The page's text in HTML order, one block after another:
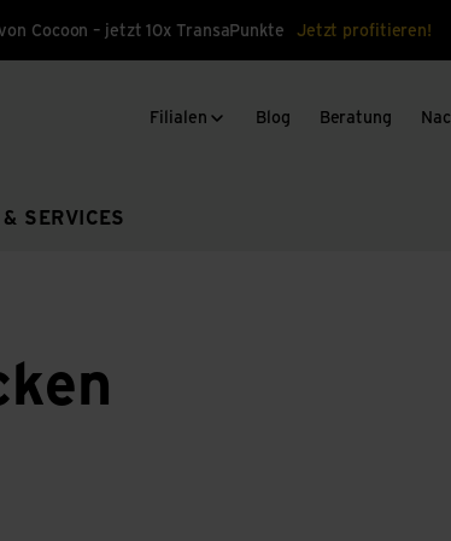
Cocoon – jetzt 10x TransaPunkte Jetzt profitieren!
& SERVICES
Filialen Blog Beratung